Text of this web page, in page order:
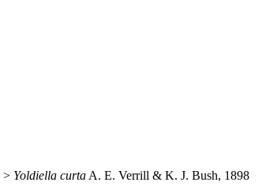
> Yoldiella curta A. E. Verrill & K. J. Bush, 1898